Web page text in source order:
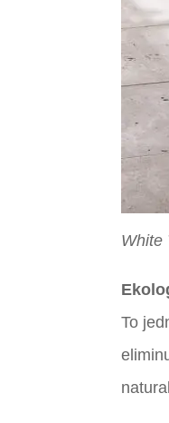
White
To